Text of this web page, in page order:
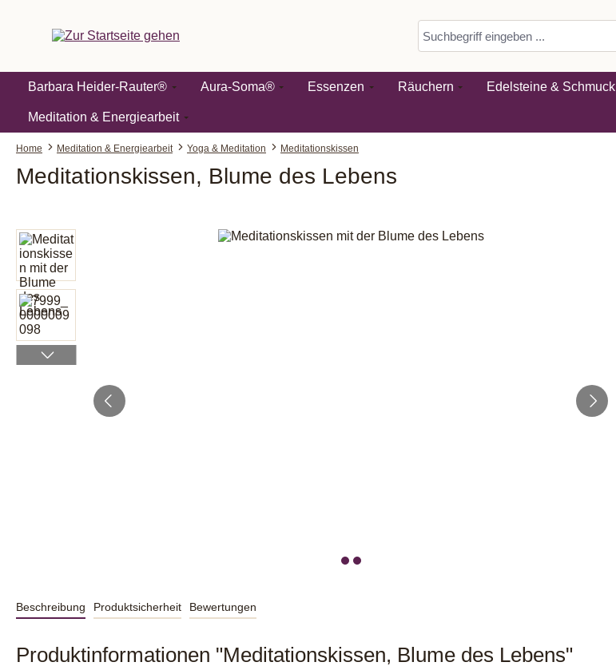
Barbara Heider-Rauter® Aura-Soma® Essenzen Räuchern Edelsteine & Schmuck
Meditation & Energiearbeit
Home Meditation & Energiearbeit Yoga & Meditation Meditationskissen
Meditationskissen, Blume des Lebens
Bildergalerie überspringen
Beschreibung Produktsicherheit Bewertungen
Produktinformationen "Meditationskissen, Blume des Lebens"